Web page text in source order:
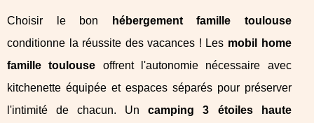
Choisir le bon
hébergement famille toulouse
conditionne la réussite des vacances ! Les mobil home
famille toulouse offrent l'autonomie nécessaire avec
kitchenette équipée et espaces séparés pour préserver
l'intimité de chacun. Uncamping 3 étoiles haute